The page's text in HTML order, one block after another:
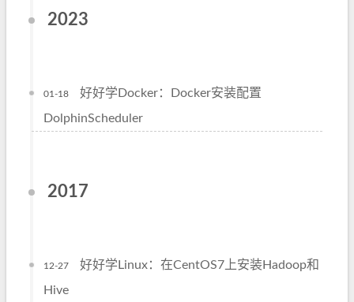
2023
01-18
好好学Docker：Docker安装配置
DolphinScheduler
2017
12-27
好好学Linux：在CentOS7上安装Hadoop和
Hive